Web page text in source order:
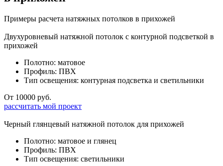
Примеры расчета натяжных потолков в прихожей
Двухуровневый натяжной потолок с контурной подсветкой в
прихожей
Полотно: матовое
Профиль: ПВХ
Тип освещения: контурная подсветка и светильники
От 10000 руб.
рассчитать мой проект
Черный глянцевый натяжной потолок для прихожей
Полотно: матовое и глянец
Профиль: ПВХ
Тип освещения: светильники